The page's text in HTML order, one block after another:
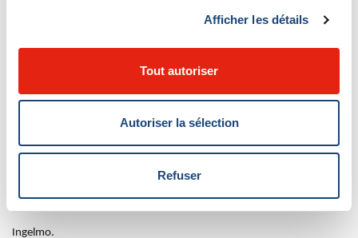
Afficher les détails
Tout autoriser
Autoriser la sélection
Refuser
obtenu un résultat clinique significatif à l'issue de leur traitement
(médicaments, physiothérapie, psychologie, soins infirmiers,
travailleur social et/ou procédures interventionnelles) était plus faible
chez les patients souffrant de douleur nociplastique (62 %) que chez
ceux n'en souffrant pas (86 %).
« Un tiers d'entre eux continueront à souffrir de douleurs chroniques
à l'âge adulte, d’où l’importance de bien identifier le mécanisme de
Ingelmo.